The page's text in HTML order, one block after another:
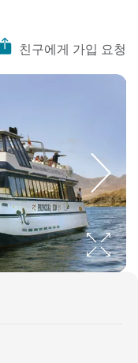
친구에게 가입 요청